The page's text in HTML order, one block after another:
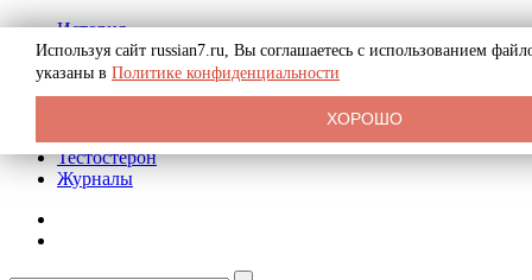
История
Биография
Криминал
Реклама на сайте
Тестостерон
Журналы
Используя сайт russian7.ru, Вы соглашаетесь с использованием
указаны в Политике конфиденциальности
ХОРОШО